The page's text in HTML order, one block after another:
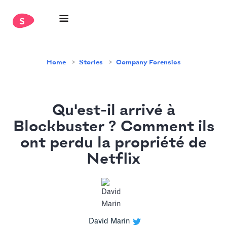
Home Stories Company Forensics
Qu'est-il arrivé à
Blockbuster ? Comment ils
ont perdu la propriété de
Netflix
David Marin